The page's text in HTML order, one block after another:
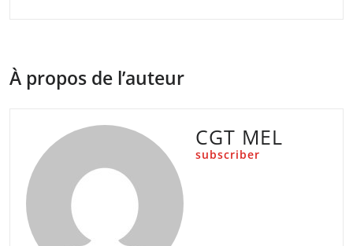
À propos de l’auteur
CGT MEL
subscriber